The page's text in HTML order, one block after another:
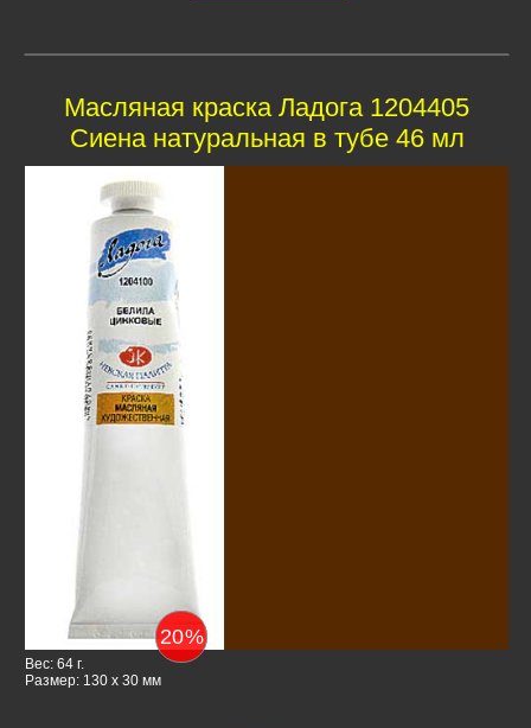
Масляная краска Ладога 1204405
Сиена натуральная в тубе 46 мл
20%
Вес: 64 г.
Размер: 130 x 30 мм